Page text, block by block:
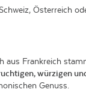
Österreich
Frankreich
würzigen
Genuss.